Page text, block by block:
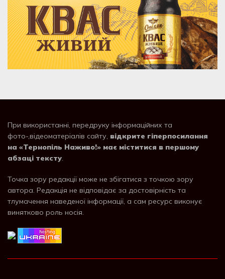
При використанні, передруку інформаційних та
фото-,відеоматеріалів сайту, відкрите гіперпосилання
на «Тернопіль Наживо!» має міститися в першому
абзаці тексту.
Точка зору редакції може не збігатися з точкою зору
автора. Редакція не відповідає за достовірність та
тлумачення наведеної інформації, а сам ресурс виконує
винятково роль носія.